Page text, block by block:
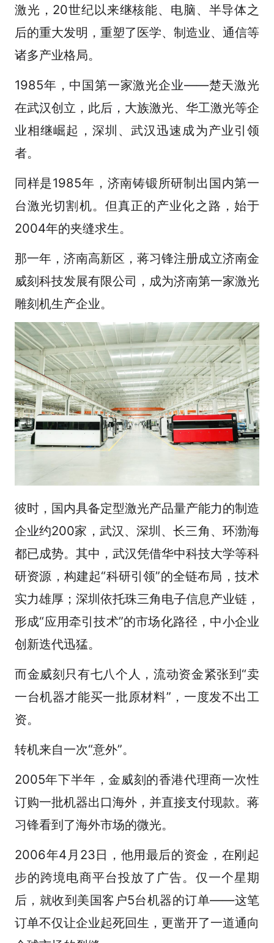
激光，20世纪以来继核能、电脑、半导体之
后的重大发明，重塑了医学、制造业、通信等
诸多产业格局。
1985年，中国第一家激光企业——楚天激光
在武汉创立，此后，大族激光、华工激光等企
业相继崛起，深圳、武汉迅速成为产业引领
者。
同样是1985年，济南铸锻所研制出国内第一
台激光切割机。但真正的产业化之路，始于
2004年的夹缝求生。
那一年，济南高新区，蒋习锋注册成立济南金
威刻科技发展有限公司，成为济南第一家激光
雕刻机生产企业。
彼时，国内具备定型激光产品量产能力的制造
企业约200家，武汉、深圳、长三角、环渤海
都已成势。其中，武汉凭借华中科技大学等科
研资源，构建起“科研引领”的全链布局，技术
实力雄厚；深圳依托珠三角电子信息产业链，
形成“应用牵引技术”的市场化路径，中小企业
创新迭代迅猛。
而金威刻只有七八个人，流动资金紧张到“卖
一台机器才能买一批原材料”，一度发不出工
资。
转机来自一次“意外”。
2005年下半年，金威刻的香港代理商一次性
订购一批机器出口海外，并直接支付现款。蒋
习锋看到了海外市场的微光。
2006年4月23日，他用最后的资金，在刚起
步的跨境电商平台投放了广告。仅一个星期
后，就收到美国客户5台机器的订单——这笔
订单不仅让企业起死回生，更凿开了一道通向